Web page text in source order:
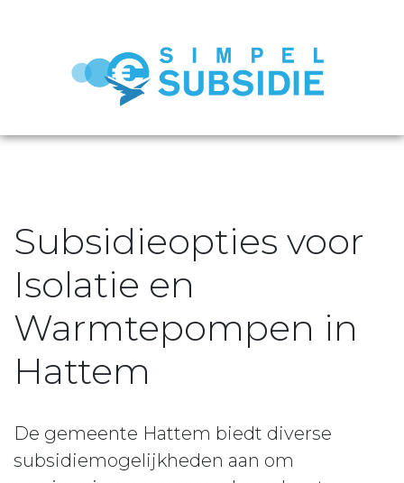
Subsidieopties voor
Isolatie en
Warmtepompen in
Hattem
De gemeente Hattem biedt diverse
subsidiemogelijkheden aan om